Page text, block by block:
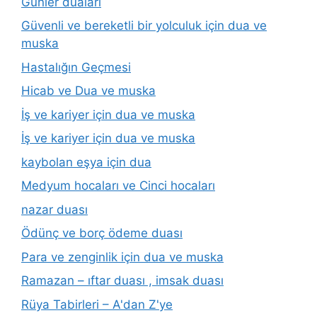
Güvenli ve bereketli bir yolculuk için dua ve
muska
Hastalığın Geçmesi
Hicab ve Dua ve muska
İş ve kariyer için dua ve muska
İş ve kariyer için dua ve muska
kaybolan eşya için dua
Medyum hocaları ve Cinci hocaları
nazar duası
Ödünç ve borç ödeme duası
Para ve zenginlik için dua ve muska
Ramazan – ıftar duası , imsak duası
Rüya Tabirleri – A'dan Z'ye